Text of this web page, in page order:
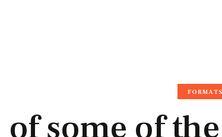
FORMATS
of some of